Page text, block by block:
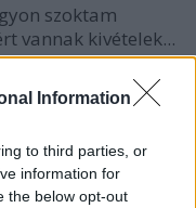
Information
to third parties, or
information for
the below opt-out
szoktam
vannak kivételek...